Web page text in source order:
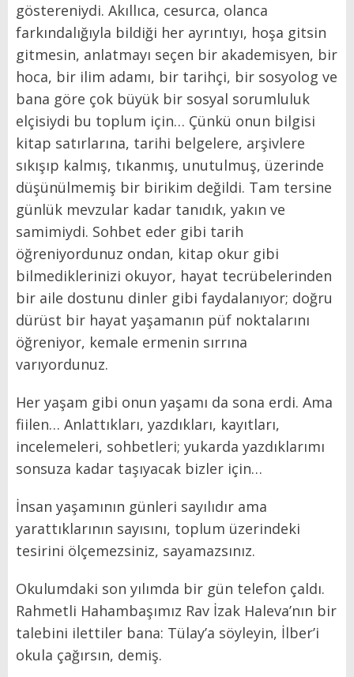
göstereniydi. Akıllıca, cesurca, olanca
farkındalığıyla bildiği her ayrıntıyı, hoşa gitsin
gitmesin, anlatmayı seçen bir akademisyen, bir
hoca, bir ilim adamı, bir tarihçi, bir sosyolog ve
bana göre çok büyük bir sosyal sorumluluk
elçisiydi bu toplum için… Çünkü onun bilgisi
kitap satırlarına, tarihi belgelere, arşivlere
sıkışıp kalmış, tıkanmış, unutulmuş, üzerinde
düşünülmemiş bir birikim değildi. Tam tersine
günlük mevzular kadar tanıdık, yakın ve
samimiydi. Sohbet eder gibi tarih
öğreniyordunuz ondan, kitap okur gibi
bilmediklerinizi okuyor, hayat tecrübelerinden
bir aile dostunu dinler gibi faydalanıyor; doğru
dürüst bir hayat yaşamanın püf noktalarını
öğreniyor, kemale ermenin sırrına
varıyordunuz.
Her yaşam gibi onun yaşamı da sona erdi. Ama
fiilen… Anlattıkları, yazdıkları, kayıtları,
incelemeleri, sohbetleri; yukarda yazdıklarımı
sonsuza kadar taşıyacak bizler için…
İnsan yaşamının günleri sayılıdır ama
yarattıklarının sayısını, toplum üzerindeki
tesirini ölçemezsiniz, sayamazsınız.
Okulumdaki son yılımda bir gün telefon çaldı.
Rahmetli Hahambaşımız Rav İzak Haleva’nın bir
talebini ilettiler bana: Tülay’a söyleyin, İlber’i
okula çağırsın, demiş.